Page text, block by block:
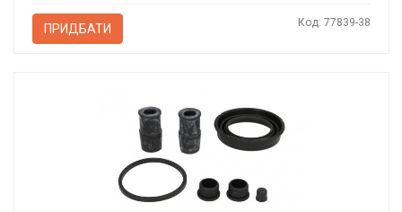
ПРИДБАТИ Код: 77839-38